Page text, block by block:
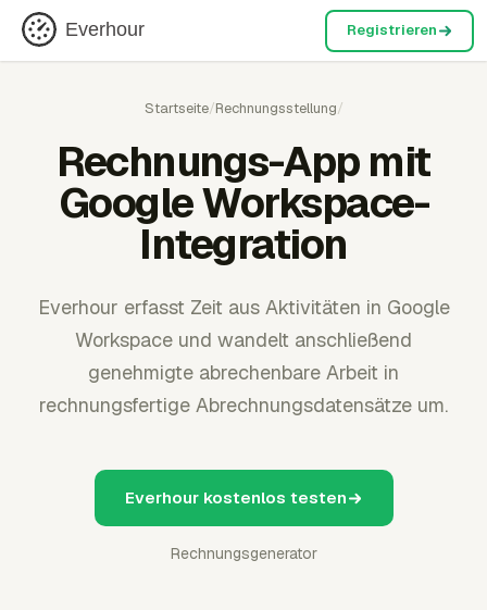
Everhour Registrieren
Startseite/Rechnungsstellung/
Rechnungs-App mit
Google Workspace-
Integration
Everhour erfasst Zeit aus Aktivitäten in Google
Workspace und wandelt anschließend
genehmigte abrechenbare Arbeit in
rechnungsfertige Abrechnungsdatensätze um.
Everhour kostenlos testen
Rechnungsgenerator